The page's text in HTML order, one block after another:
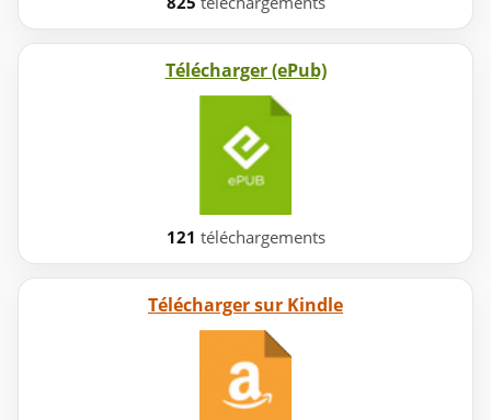
Télécharger (ePub)
121 téléchargements
Télécharger sur Kindle